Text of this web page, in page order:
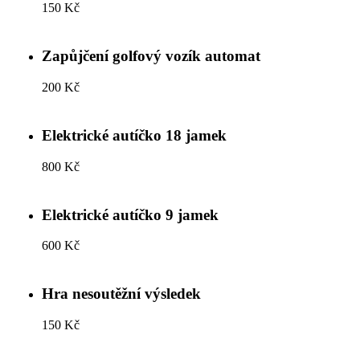
150 Kč
Zapůjčení golfový vozík automat
200 Kč
Elektrické autíčko 18 jamek
800 Kč
Elektrické autíčko 9 jamek
600 Kč
Hra nesoutěžní výsledek
150 Kč